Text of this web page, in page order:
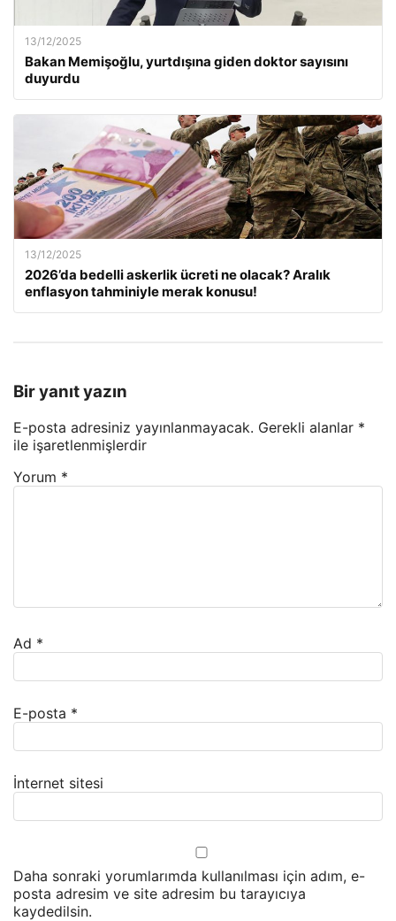
13/12/2025
Bakan Memişoğlu, yurtdışına giden doktor sayısını
duyurdu
13/12/2025
2026’da bedelli askerlik ücreti ne olacak? Aralık
enflasyon tahminiyle merak konusu!
Bir yanıt yazın
E-posta adresiniz yayınlanmayacak. Gerekli alanlar *
ile işaretlenmişlerdir
Yorum *
Ad *
E-posta *
İnternet sitesi
Daha sonraki yorumlarımda kullanılması için adım, e-
posta adresim ve site adresim bu tarayıcıya
kaydedilsin.